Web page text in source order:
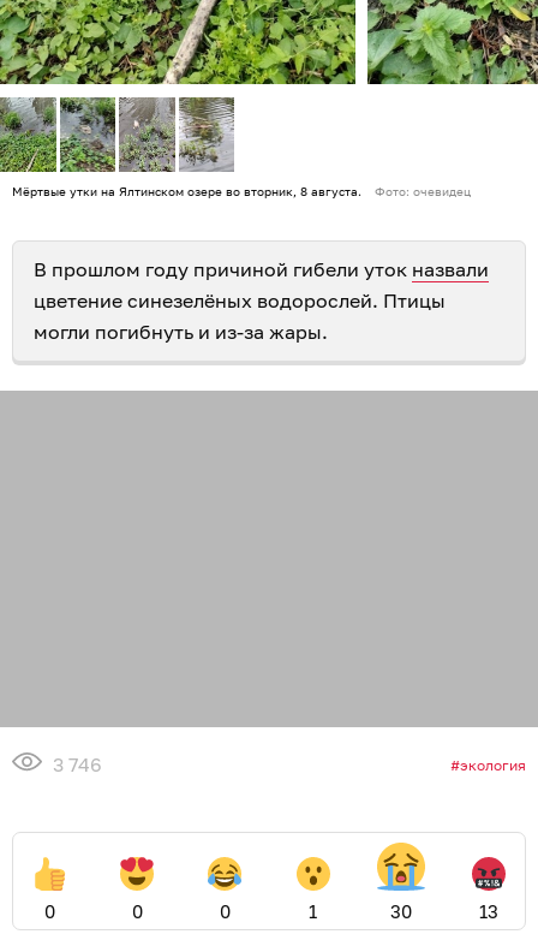
Мёртвые утки на Ялтинском озере во вторник, 8 августа. Фото: очевидец
В прошлом году причиной гибели уток назвали
цветение синезелёных водорослей. Птицы
могли погибнуть и из-за жары.
3 746 экология
0 0 0 1 30 13